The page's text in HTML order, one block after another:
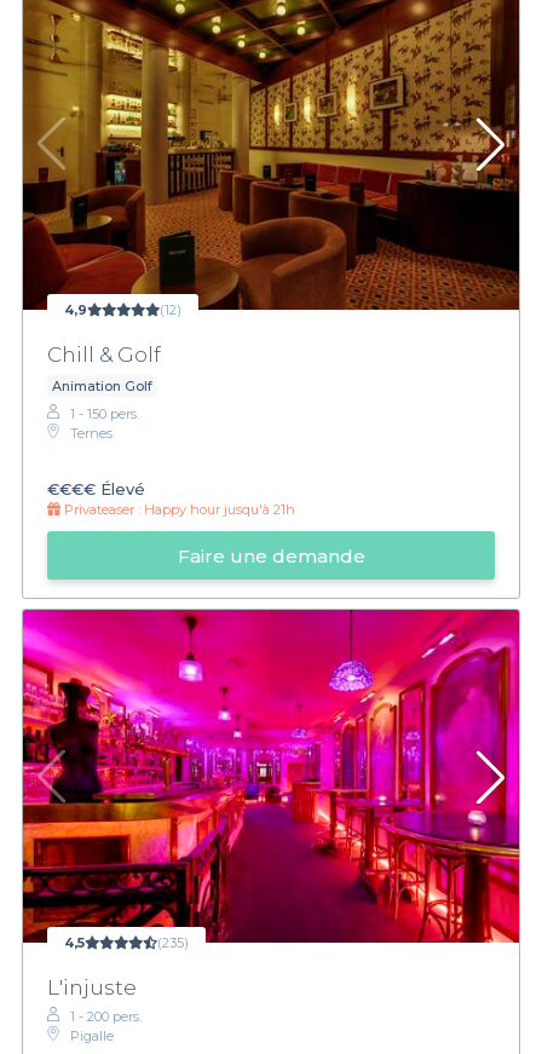
4,9 (12)
Chill & Golf
Animation Golf
1 - 150 pers.
Ternes
€€€€ Élevé
Privateaser : Happy hour jusqu'à 21h
Faire une demande
4,5 (235)
L'injuste
1 - 200 pers.
Pigalle